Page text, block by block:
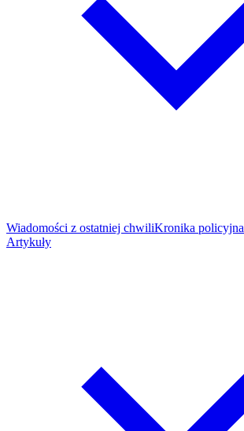
Wiadomości z ostatniej chwiliKronika policyjna
Artykuły